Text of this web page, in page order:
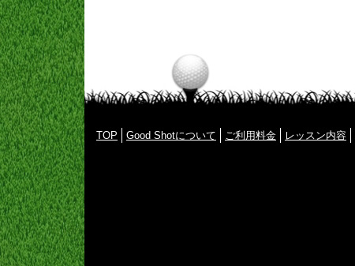
TOP Good Shotについて ご利用料金 レッスン内容